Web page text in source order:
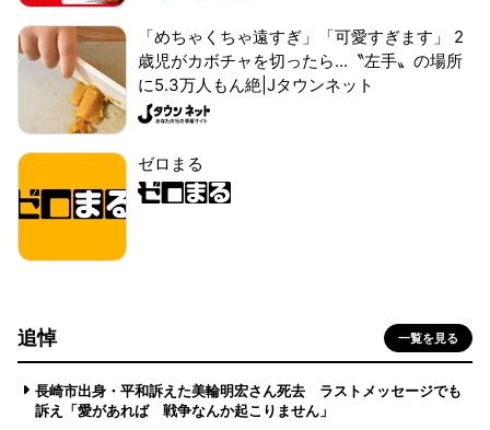
「めちゃくちゃ遠すぎ」「可愛すぎます」 2
歳児がカボチャを切ったら...〝左手〟の場所
に5.3万人もん絶|Jタウンネット
ゼロまる
追悼 一覧を見る
長崎市出身・平和訴えた美輪明宏さん死去 ラストメッセージでも
訴え「愛があれば 戦争なんか起こりません」